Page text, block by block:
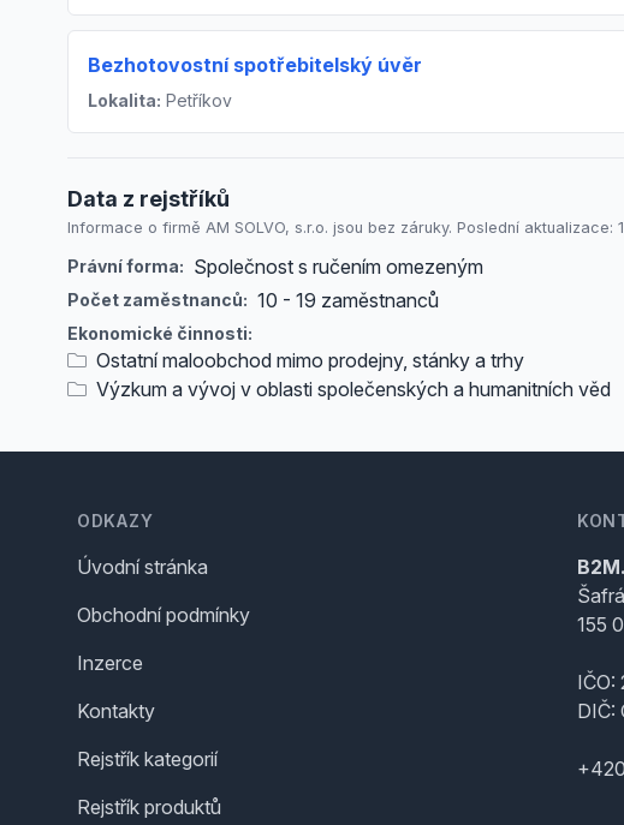
Bezhotovostní spotřebitelský úvěr
Lokalita: Petříkov
Data z rejstříků
Informace o firmě AM SOLVO, s.r.o. jsou bez záruky. Poslední aktualizace:
Právní forma: Společnost s ručením omezeným
Počet zaměstnanců: 10 - 19 zaměstnanců
Ekonomické činnosti:
Ostatní maloobchod mimo prodejny, stánky a trhy
Výzkum a vývoj v oblasti společenských a humanitních věd
ODKAZY
Úvodní stránka
Obchodní podmínky
Inzerce
Kontakty
Rejstřík kategorií
Rejstřík produktů
155
IČO:
DIČ: